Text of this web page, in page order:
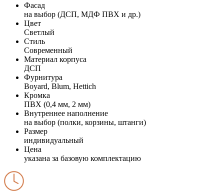
Фасад
на выбор (ДСП, МДФ ПВХ и др.)
Цвет
Светлый
Стиль
Современный
Материал корпуса
ДСП
Фурнитура
Boyard, Blum, Hettich
Кромка
ПВХ (0,4 мм, 2 мм)
Внутреннее наполнение
на выбор (полки, корзины, штанги)
Размер
индивидуальный
Цена
указана за базовую комплектацию